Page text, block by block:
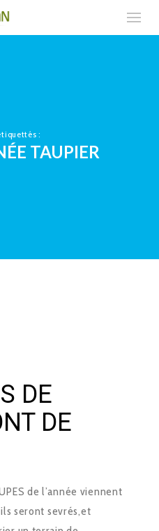
:
TAUPIER
DE
DE
de l’année viennent
seront sevrés,et